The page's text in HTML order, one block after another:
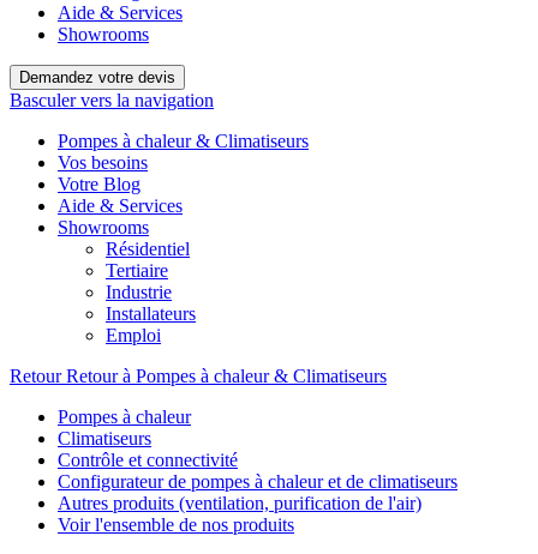
Aide & Services
Showrooms
Demandez votre devis
Basculer vers la navigation
Pompes à chaleur & Climatiseurs
Vos besoins
Votre Blog
Aide & Services
Showrooms
Résidentiel
Tertiaire
Industrie
Installateurs
Emploi
Retour Retour à Pompes à chaleur & Climatiseurs
Pompes à chaleur
Climatiseurs
Contrôle et connectivité
Configurateur de pompes à chaleur et de climatiseurs
Autres produits (ventilation, purification de l'air)
Voir l'ensemble de nos produits